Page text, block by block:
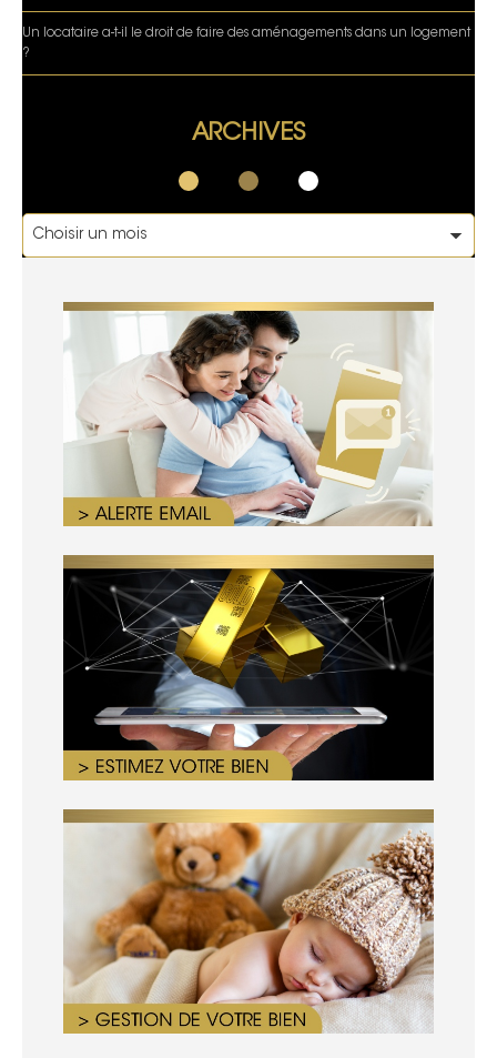
Un locataire a-t-il le droit de faire des aménagements dans un logement
?
ARCHIVES